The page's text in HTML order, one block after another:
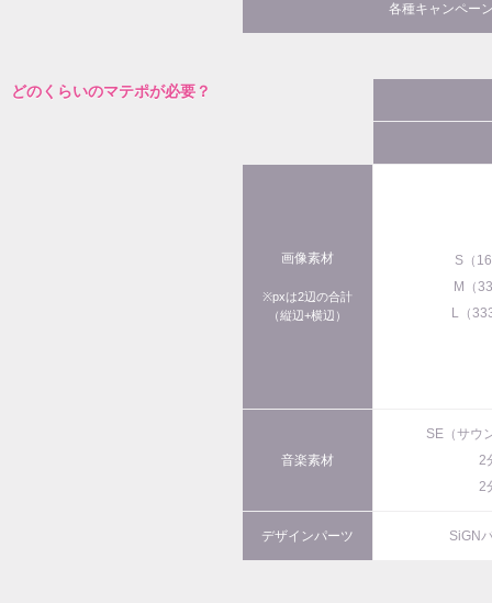
各種キャンペー
どのくらいのマテポが必要？
画像素材
※pxは2辺の合計
（縦辺+横辺）
S（
M（
L（
音楽素材
SE（サウ
2
2
デザインパーツ SiGN